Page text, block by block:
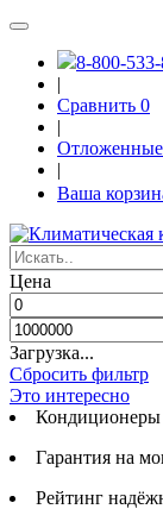
8-800-
|
Сравнить 0
|
Отложенные
|
Ваша
Цена
Загрузка...
Сбросить фильтр
Это интересно
Кондиционеры
Гарантия на
Рейтинг